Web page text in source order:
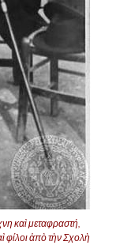
καὶ μεταφραστή,
ἀπὸ τὴν Σχολὴ